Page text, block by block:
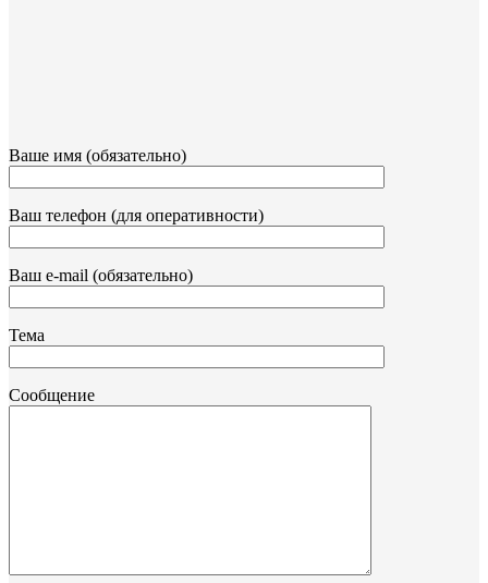
Ваше имя (обязательно)
Ваш телефон (для оперативности)
Ваш e-mail (обязательно)
Тема
Сообщение